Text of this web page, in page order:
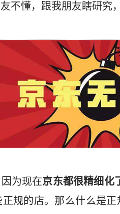
不懂，跟我朋友瞎研究
为现在京东都很精细化
规的店。那么什么是